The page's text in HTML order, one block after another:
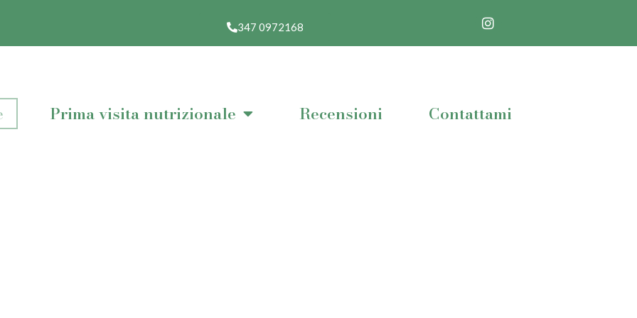
347 0972168
Prima visita nutrizionale Recensioni Contattami